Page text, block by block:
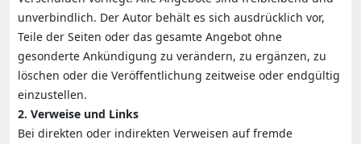
unverbindlich. Der Autor behält es sich ausdrücklich vor,
Teile der Seiten oder das gesamte Angebot ohne
gesonderte Ankündigung zu verändern, zu ergänzen, zu
löschen oder die Veröffentlichung zeitweise oder endgültig
einzustellen.
2. Verweise und Links
Bei direkten oder indirekten Verweisen auf fremde